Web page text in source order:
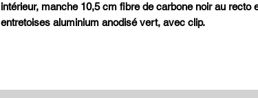
intérieur, manche 10,5 cm fibre de carbone noir au recto
entretoises aluminium anodisé vert, avec clip.